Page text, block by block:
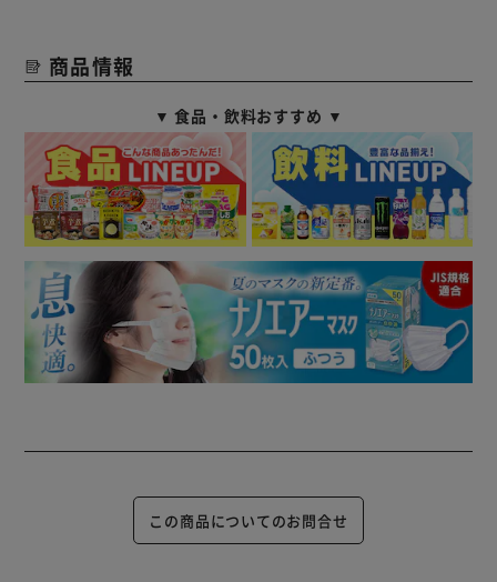
商品情報
▼ 食品・飲料おすすめ ▼
この商品についてのお問合せ